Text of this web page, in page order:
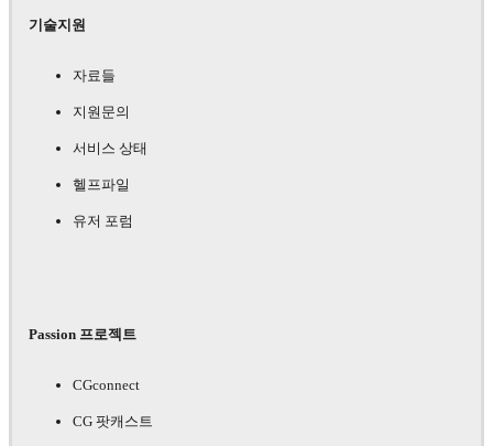
기술지원
자료들
지원문의
서비스 상태
헬프파일
유저 포럼
Passion 프로젝트
CGconnect
CG 팟캐스트